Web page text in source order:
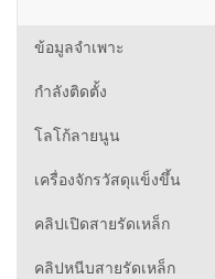
ข้อมูลจำเพาะ
กำลังติดตั้ง
โลโก้ลายนูน
เครื่องจักรวัสดุแข็งขึ้น
คลิปเปิดสายรัดเหล็ก
คลิปหนีบสายรัดเหล็ก